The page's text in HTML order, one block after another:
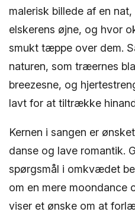
malerisk billede af en
elskerens øjne, og hvor
smukt tæppe over dem.
naturen, som træernes
​​breezesne, og
lavt for at tiltrække
Kernen i sangen er
danse og lave romantik.
spørgsmål i omkvædet
om en mere moondance
viser et ønske om at